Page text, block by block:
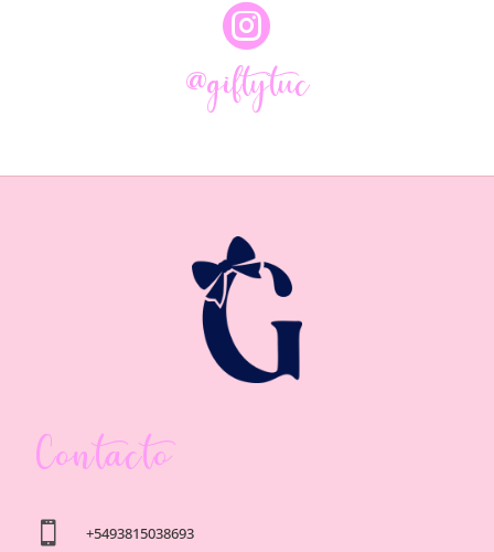

@giftytuc
Contacto
 +5493815038693